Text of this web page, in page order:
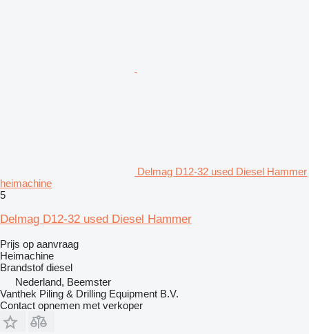
Delmag D12-32 used Diesel Hammer
heimachine
5
Delmag D12-32 used Diesel Hammer
Prijs op aanvraag
Heimachine
Brandstof diesel
Nederland, Beemster
Vanthek Piling & Drilling Equipment B.V.
Contact opnemen met verkoper